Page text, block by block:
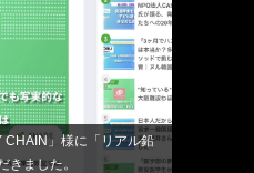
CHAIN」様に「リアル鉛
きました。